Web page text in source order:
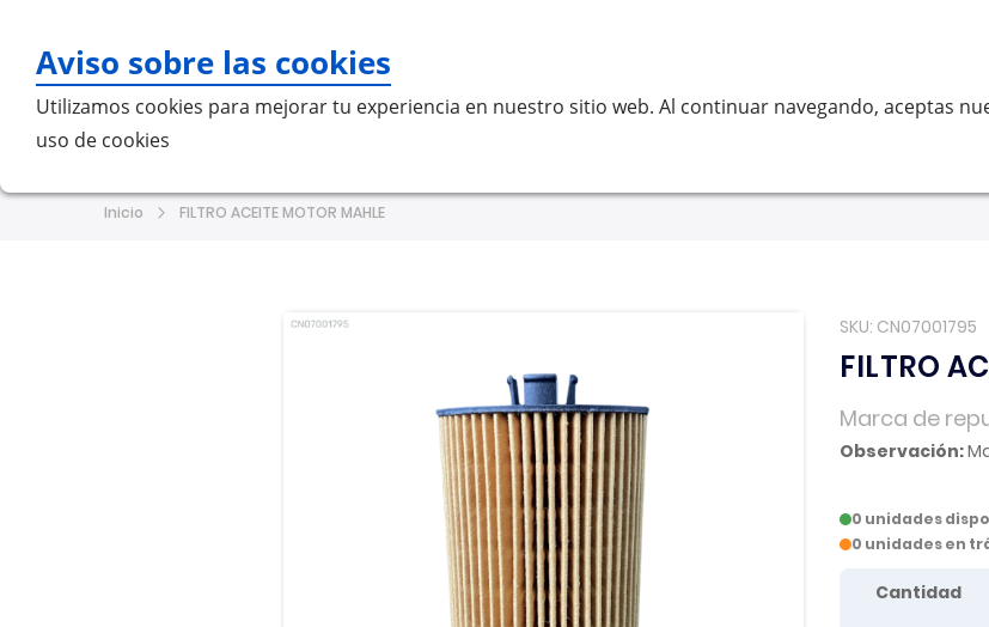
Aviso sobre las cookies
Utilizamos cookies para mejorar tu experiencia en nuestro sitio web. Al continuar navegando, aceptas
uso de cookies
Buscar
Inicio FILTRO ACEITE MOTOR MAHLE
SKU CN07001795
FILTRO
Marca de
Observación:
0 unidades
0 unidades en
Tier prices table
Cantidad